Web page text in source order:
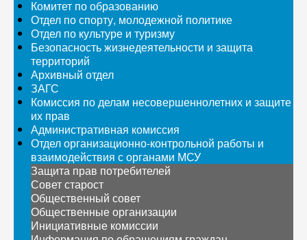
Комитет по образованию
Отдел по спорту, молодежной политике
Отдел по культуре и туризму
Безопасность жизнедеятельности и защита
территорий
Архивный отдел
ЗАГС
Комиссия по делам несовершеннолетних и защите
их прав
Административная комиссия
Отдел организационно-контрольной работы и
взаимодействия с органами МСУ
Защита прав потребителей
Совет старост
Общественный совет
Общественные организации
Инициативные комиссии